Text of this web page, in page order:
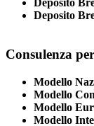
Deposito
Deposito
Consulenza
Modello
Modello
Modello
Modello